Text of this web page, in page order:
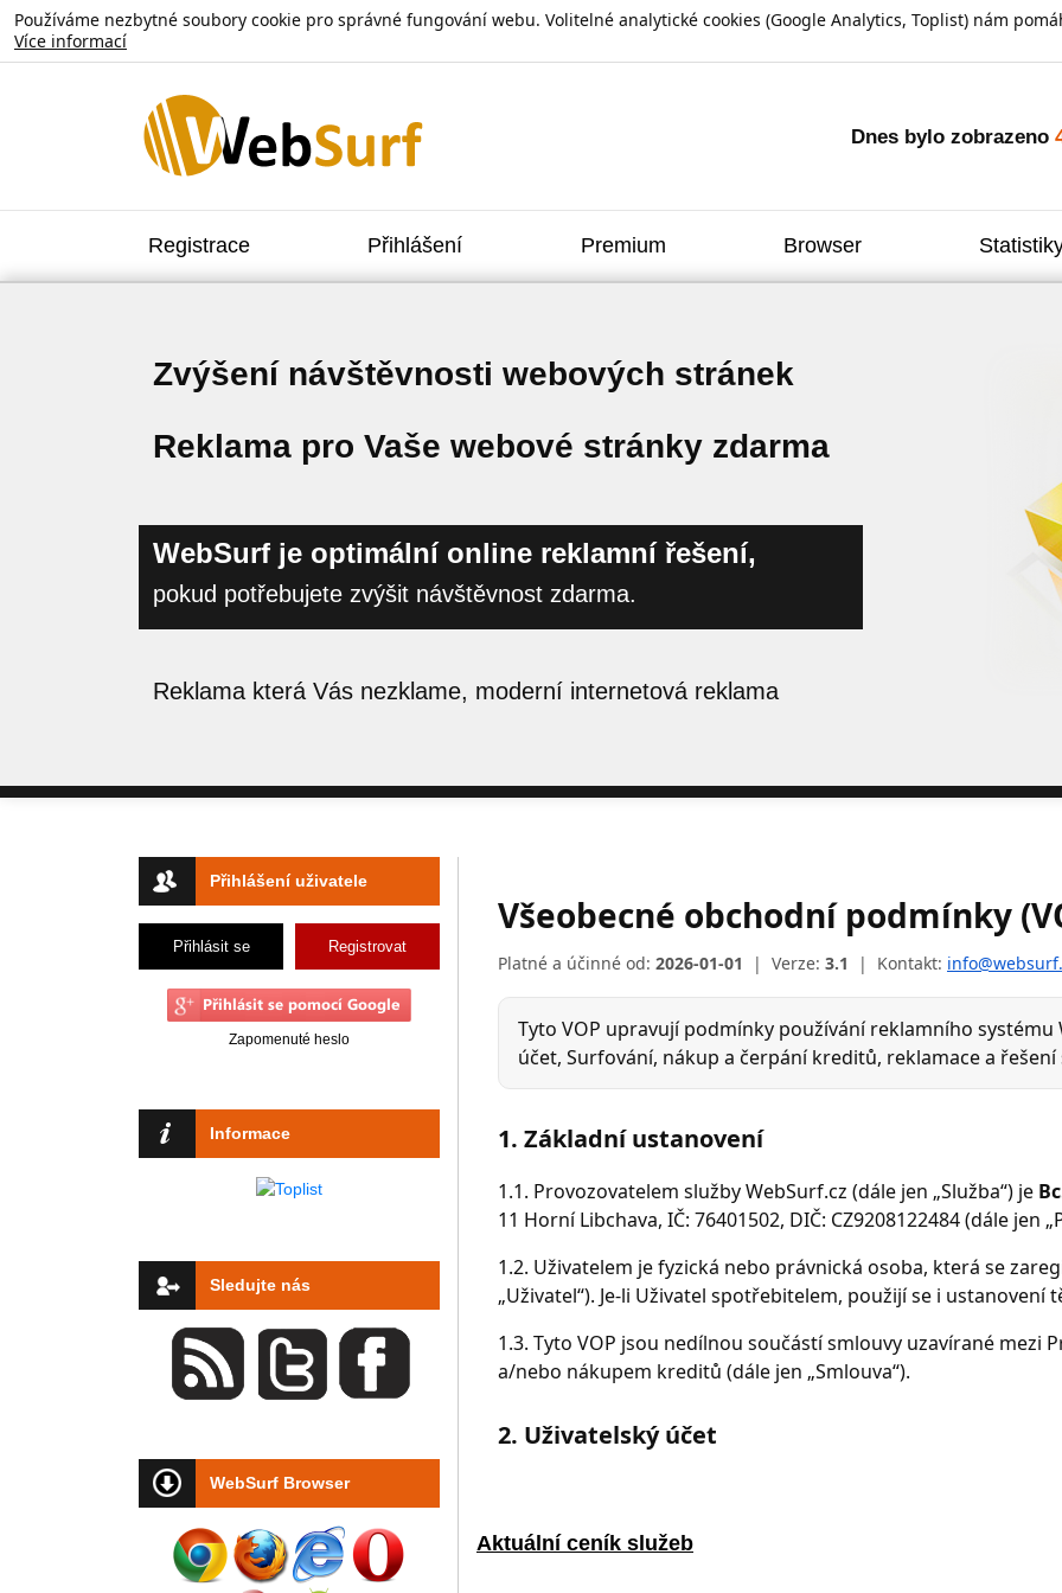
Používáme nezbytné soubory cookie pro správné fungování webu. Volitelné analytické cookies (Google Analytics, Toplist) nám
Více informací
Dnes bylo zobrazeno
Registrace Přihlášení Premium Browser
Zvýšení návštěvnosti webových stránek
Reklama pro Vaše webové stránky zdarma
WebSurf je optimální online reklamní řešení,
pokud potřebujete zvýšit návštěvnost zdarma.
Reklama která Vás nezklame, moderní internetová reklama
Přihlášení uživatele
Přihlásit se Registrovat
Zapomenuté heslo
Informace
Sledujte nás
WebSurf Browser
Aktuální ceník služeb